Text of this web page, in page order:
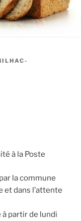
à la Poste
la commune
et dans l’attente
à partir de lundi